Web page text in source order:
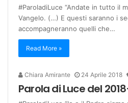
#ParoladiLuce “Andate in tutto il
Vangelo. (…) E questi saranno i
accompagneranno quelli che…
Read More »
Chiara Amirante 24 Aprile 2018
Parola di Luce del